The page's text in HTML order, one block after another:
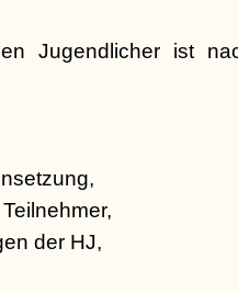
Jugendlicher ist
der HJ,